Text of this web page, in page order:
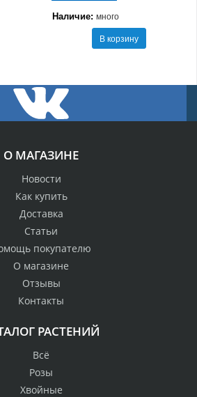
Наличие: много
В корзину
О МАГАЗИНЕ
Новости
Как купить
Доставка
Статьи
покупателю
О магазине
Отзывы
Контакты
РАСТЕНИЙ
Всё
Розы
Хвойные